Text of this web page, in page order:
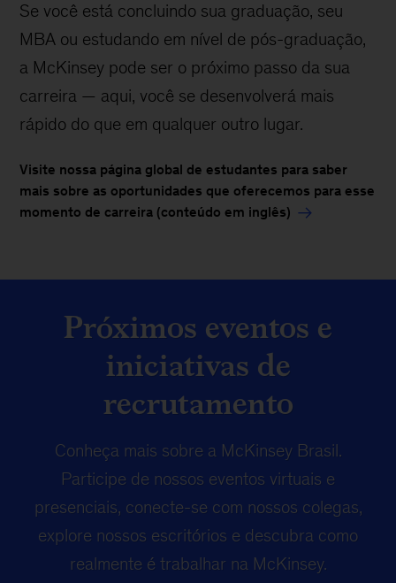
Se você está concluindo sua graduação, seu
MBA ou estudando em nível de pós-graduação,
a McKinsey pode ser o próximo passo da sua
carreira — aqui, você se desenvolverá mais
rápido do que em qualquer outro lugar.
Visite nossa página global de estudantes para saber
mais sobre as oportunidades que oferecemos para esse
momento de carreira (conteúdo em inglês)
Próximos eventos e
iniciativas de
recrutamento
Conheça mais sobre a McKinsey Brasil.
Participe de nossos eventos virtuais e
presenciais, conecte-se com nossos colegas,
explore nossos escritórios e descubra como
realmente é trabalhar na McKinsey.